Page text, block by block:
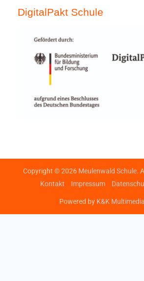
DigitalPakt Schule
Copyright © 2026 Meulenwald Schule.
Kontakt
Impressum
Powered by K&K